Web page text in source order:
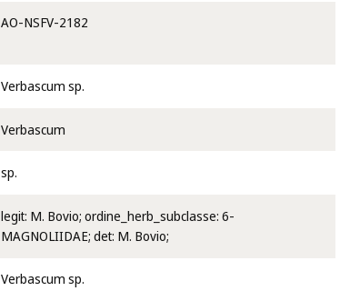
AO-NSFV-2182
Verbascum sp.
Verbascum
sp.
legit: M. Bovio; ordine_herb_subclasse: 6-
MAGNOLIIDAE; det: M. Bovio;
Verbascum sp.